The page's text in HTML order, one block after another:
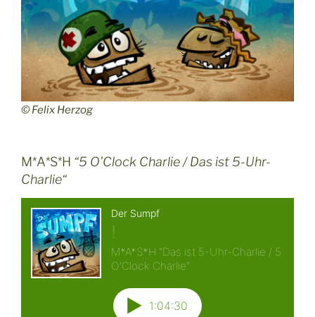
© Felix Herzog
M*A*S*H “5 O’Clock Charlie /Das ist 5-Uhr-
Charlie“